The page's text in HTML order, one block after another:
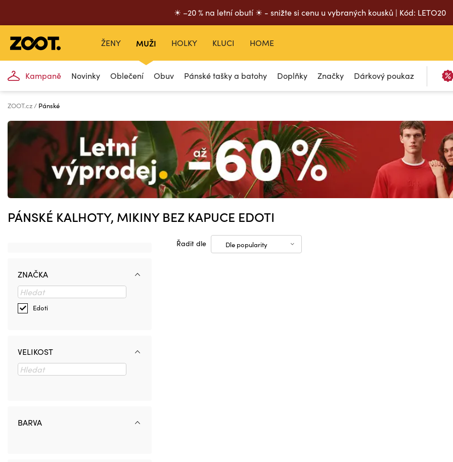
☀ –20 % na letní obutí ☀ - snižte si cenu u vybraných kousků | Kód: LETO20
ŽENY MUŽI
Kampaně Novinky Oblečení Obuv Pánské tašky a batohy Doplňky Značky Dárkový poukaz
HOLKY KLUCI HOME
ZOOT.cz Pánské
PÁNSKÉ KALHOTY, MIKINY BEZ KAPUCE EDOTI
Řadit dle Dle popularity
ZNAČKA
Edoti
VELIKOST
BARVA